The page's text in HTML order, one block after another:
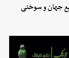
جهان و سوختی